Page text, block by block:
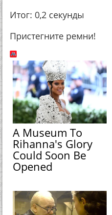
Итог: 0,2 секунды
Пристегните ремни!
A Museum To
Rihanna's Glory
Could Soon Be
Opened